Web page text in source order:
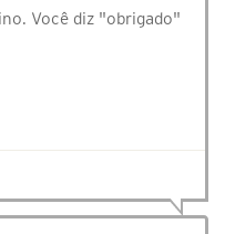
Você diz "obrigado"